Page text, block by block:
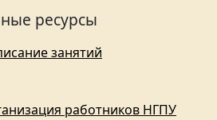
ресурсы
занятий
работников НГПУ